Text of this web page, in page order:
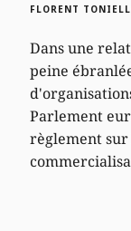
FLORENT
Dans une
peine
Parlement
règlement